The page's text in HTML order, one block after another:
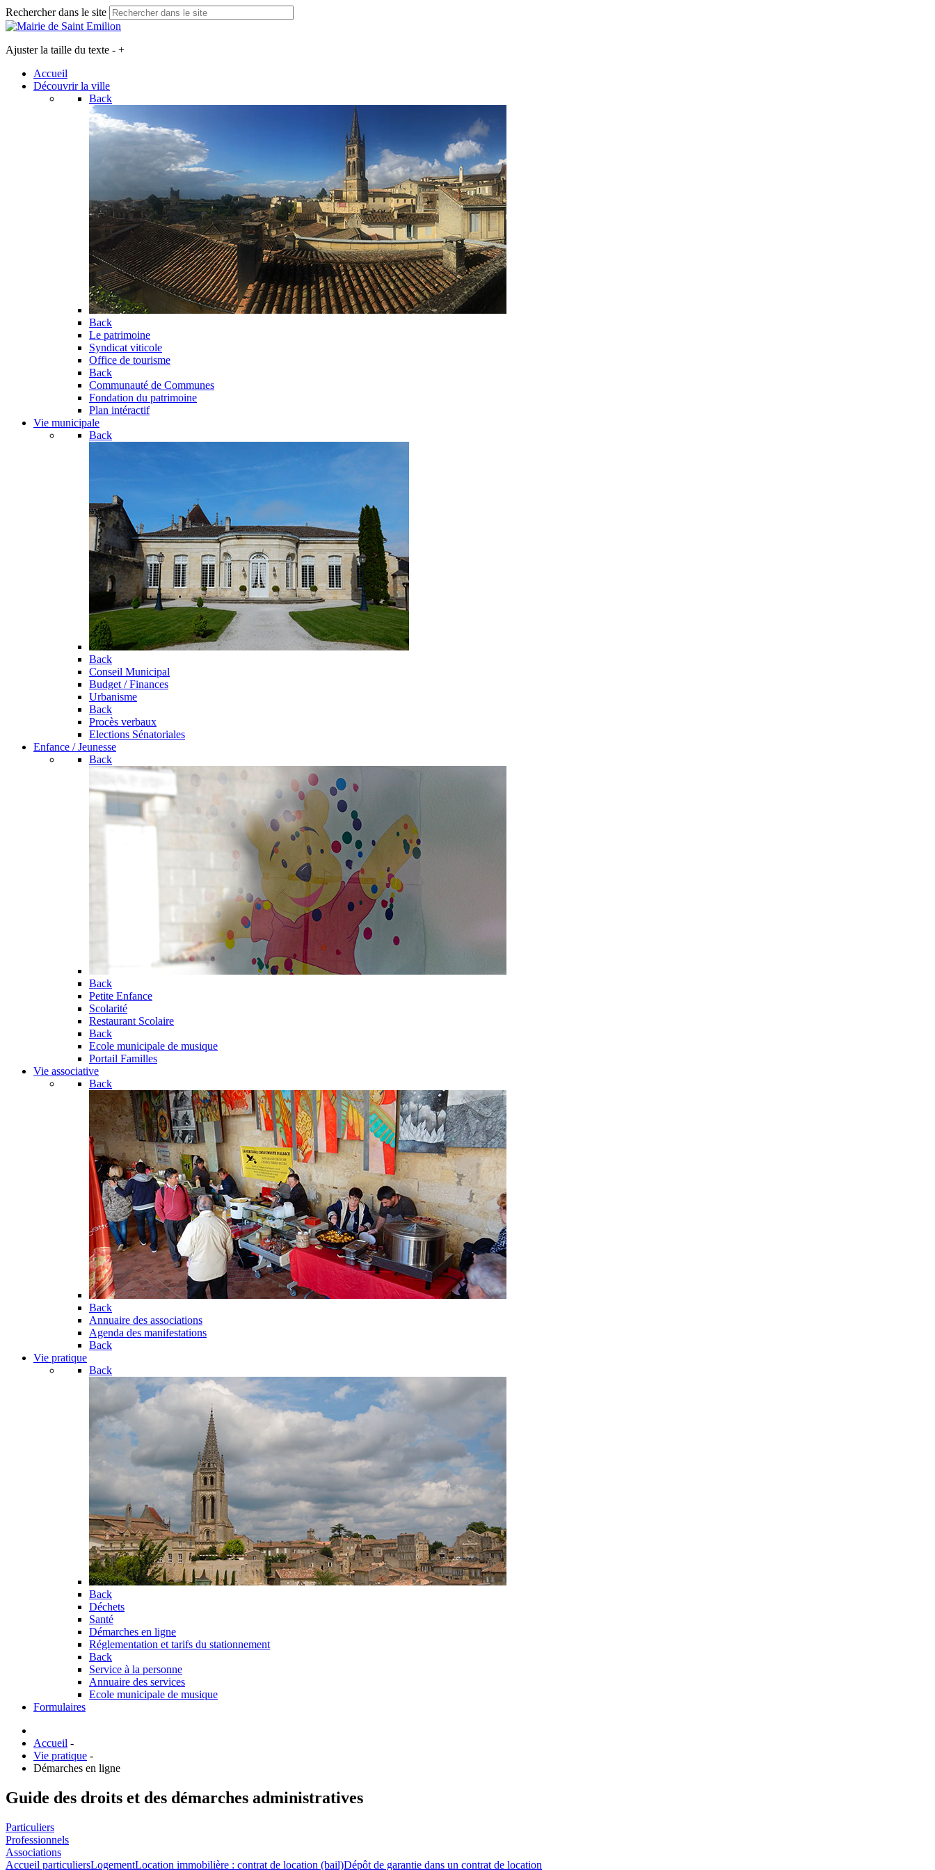
Rechercher dans le site
Ajuster la taille du texte - +
Accueil
Découvrir la ville
Back
Back
Le patrimoine
Syndicat viticole
Office de tourisme
Back
Communauté de Communes
Fondation du patrimoine
Plan intéractif
Vie municipale
Back
Back
Conseil Municipal
Budget / Finances
Urbanisme
Back
Procès verbaux
Elections Sénatoriales
Enfance / Jeunesse
Back
Back
Petite Enfance
Scolarité
Restaurant Scolaire
Back
Ecole municipale de musique
Portail Familles
Vie associative
Back
Back
Annuaire des associations
Agenda des manifestations
Back
Vie pratique
Back
Back
Déchets
Santé
Démarches en ligne
Réglementation et tarifs du stationnement
Back
Service à la personne
Annuaire des services
Ecole municipale de musique
Formulaires
Accueil -
Vie pratique -
Démarches en ligne
Guide des droits et des démarches administratives
Particuliers
Professionnels
Associations
Accueil particuliersLogementLocation immobilière : contrat de location (bail)Dépôt de garantie dans un contrat de location